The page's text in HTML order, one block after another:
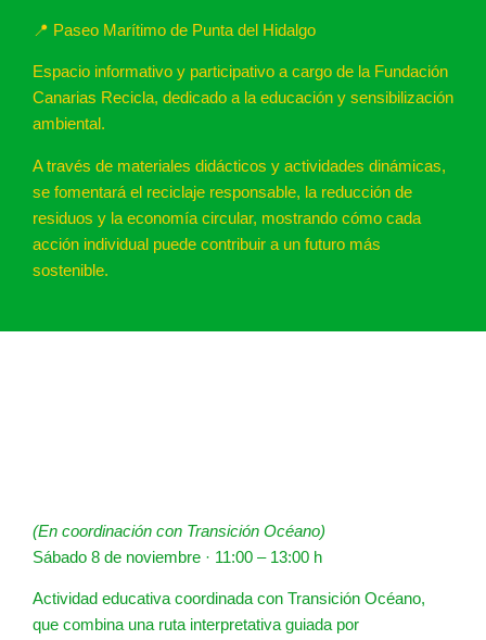
📍 Paseo Marítimo de Punta del Hidalgo
Espacio informativo y participativo a cargo de la Fundación
Canarias Recicla, dedicado a la educación y sensibilización
ambiental.
A través de materiales didácticos y actividades dinámicas,
se fomentará el reciclaje responsable, la reducción de
residuos y la economía circular, mostrando cómo cada
acción individual puede contribuir a un futuro más
sostenible.
(En coordinación con Transición Océano)
Sábado 8 de noviembre · 11:00 – 13:00 h
Actividad educativa coordinada con Transición Océano,
que combina una ruta interpretativa guiada por